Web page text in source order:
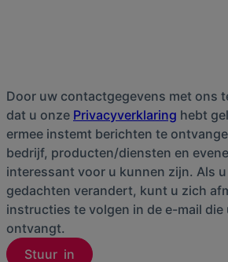
Door uw contactgegevens met ons
dat u onze Privacyverklaring hebt
ermee instemt berichten te
bedrijf, producten/diensten en
interessant voor u kunnen zijn. Als
gedachten verandert, kunt u zich
instructies te volgen in de e-mail die
ontvangt.